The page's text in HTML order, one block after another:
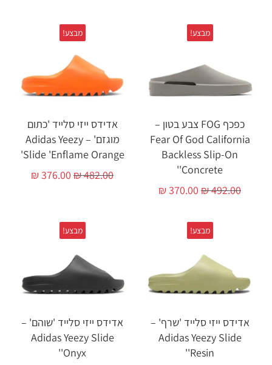
מבצע!
כפכף FOG צבע בטון –
Fear Of God California
Backless Slip-On
'Concrete'
₪492.00
₪370.00
מבצע!
אדידס ייזי סלייד 'כתום
מוגזם' – Adidas Yeezy
Slide 'Enflame Orange'
₪482.00
₪376.00
מבצע!
אדידס ייזי סלייד 'שרף' –
Adidas Yeezy Slide
'Resin'
מבצע!
אדידס ייזי סלייד 'שוהם' –
Adidas Yeezy Slide
'Onyx'